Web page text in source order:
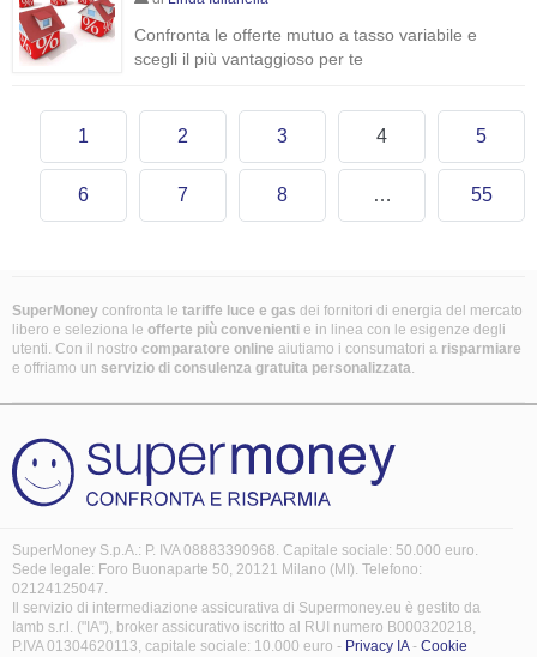
Confronta le offerte mutuo a tasso variabile e
scegli il più vantaggioso per te
1 2 3 4 5
6 7 8 … 55
SuperMoney confronta le tariffe luce e gas dei fornitori di energia del mercato
libero e seleziona le offerte più convenienti e in linea con le esigenze degli
utenti. Con il nostro comparatore online aiutiamo i consumatori a risparmiare
e offriamo un servizio di consulenza gratuita personalizzata.
SuperMoney S.p.A.: P. IVA 08883390968. Capitale sociale: 50.000 euro.
Sede legale: Foro Buonaparte 50, 20121 Milano (MI). Telefono:
02124125047.
Il servizio di intermediazione assicurativa di Supermoney.eu è gestito da
Iamb s.r.l. ("IA"), broker assicurativo iscritto al RUI numero B000320218,
P.IVA 01304620113, capitale sociale: 10.000 euro - Privacy IA- Cookie